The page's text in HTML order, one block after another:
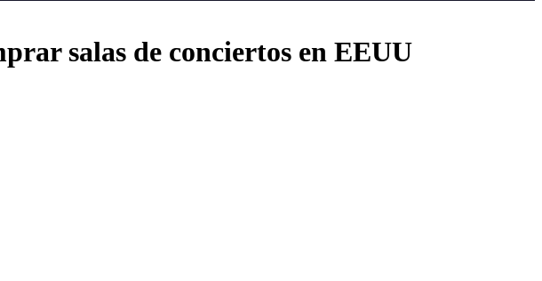
salas de conciertos en EEUU